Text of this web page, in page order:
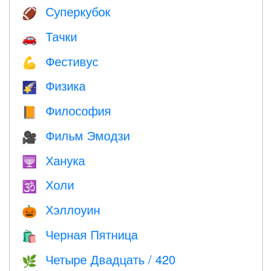
🏈 Суперкубок
🚗 Тачки
💪 Фестивус
🌠 Физика
📙 Философия
🎥 Фильм Эмодзи
🕎 Ханука
🕉 Холи
🎃 Хэллоуин
🛍 Черная Пятница
🌿 Четыре Двадцать / 420